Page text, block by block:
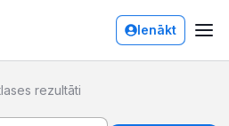
Ienākt
rezultāti